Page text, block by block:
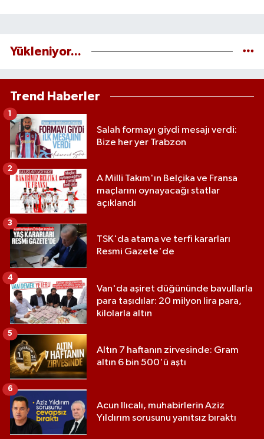
Yükleniyor...
Trend Haberler
Salah formayı giydi mesajı verdi:
Bize her yer Trabzon
1
A Milli Takım'ın Belçika ve Fransa
maçlarını oynayacağı statlar
açıklandı
2
TSK'da atama ve terfi kararları
Resmi Gazete'de
3
Van'da aşiret düğününde bavullarla
para taşıdılar: 20 milyon lira para,
kilolarla altın
4
Altın 7 haftanın zirvesinde: Gram
altın 6 bin 500'ü aştı
5
Acun Ilıcalı, muhabirlerin Aziz
Yıldırım sorusunu yanıtsız bıraktı
6